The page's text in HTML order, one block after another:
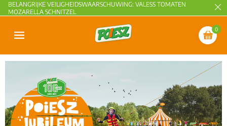
BELANGRIJKE VEILIGHEIDSWAARSCHUWING: VALESS TOMATEN
MOZARELLA SCHNITZEL
0